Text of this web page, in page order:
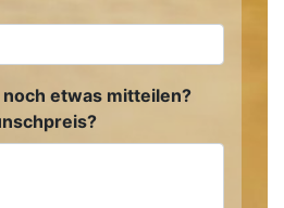
etwas mitteilen?